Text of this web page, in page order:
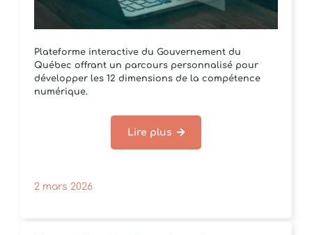
Plateforme interactive du Gouvernement du
Québec offrant un parcours personnalisé pour
développer les 12 dimensions de la compétence
numérique.
Lire plus
2 mars 2026